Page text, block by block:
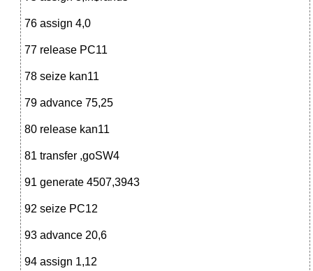
76 assign 4,0
77 release PC11
78 seize kan11
79 advance 75,25
80 release kan11
81 transfer ,goSW4
91 generate 4507,3943
92 seize PC12
93 advance 20,6
94 assign 1,12